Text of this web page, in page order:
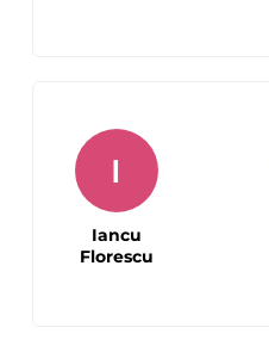
Prezentare produse
I
Iancu
Florescu